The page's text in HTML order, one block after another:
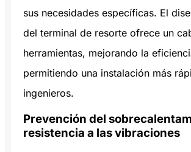
sus necesidades específicas. El
del terminal de resorte ofrece un
herramientas, mejorando la
permitiendo una instalación más
ingenieros.
Prevención del
resistencia a las vibraciones